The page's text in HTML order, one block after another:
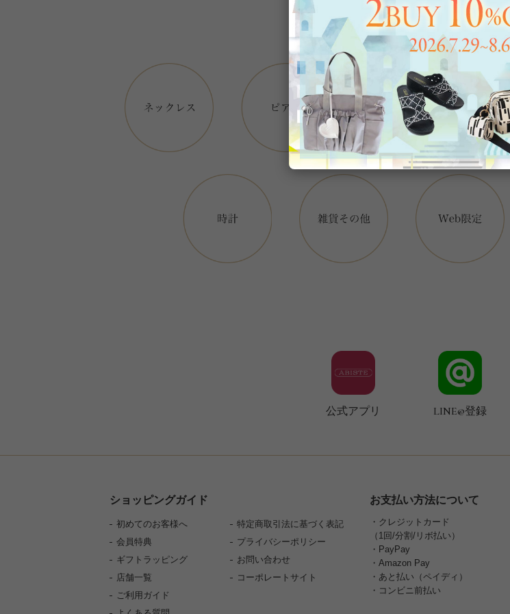
アイテムカテゴリー
公式アプリ LINE@登録
ショッピングガイド
初めてのお客様へ
会員特典
ギフトラッピング
店舗一覧
ご利用ガイド
特定商取引法に基づく表記
プライバシーポリシー
お問い合わせ
コーポレートサイト
お支払い方法について
・クレジットカード
（1回/分割/リボ払い）
・PayPay
・Amazon Pay
・あと払い（ペイディ）
・コンビニ前払い